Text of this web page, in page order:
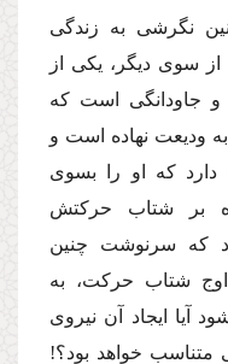
نگرشى به زندگى
از سوى دیگر، یكى از
و جاودانگى است كه
ودیعت نهاده است و
دارد كه او را بسوى
بر شتاب حركتش
كه سرنوشت چنین
شتاب حركت، به
آیا ایجاد آن نیروى
متناسب خواهد بود؟!